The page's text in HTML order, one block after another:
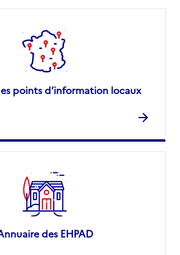
points d’information locaux
des EHPAD